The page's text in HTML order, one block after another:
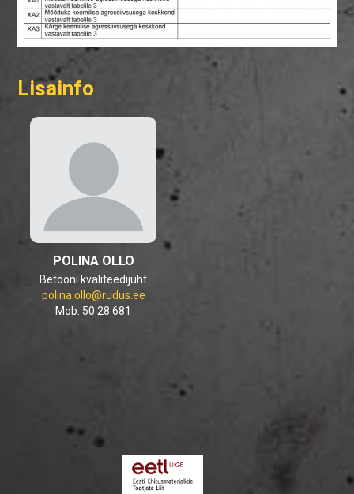
Lisainfo
POLINA OLLO
Betooni kvaliteedijuht
polina.ollo@rudus.ee
Mob: 50 28 681